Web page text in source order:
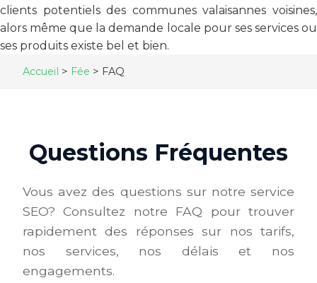
clients potentiels des communes valaisannes voisines,
alors même que la demande locale pour ses services ou
ses produits existe bel et bien.
Accueil > Fée > FAQ
Questions Fréquentes
Vous avez des questions sur notre service
SEO? Consultez notre FAQ pour trouver
rapidement des réponses sur nos tarifs,
nos services, nos délais et nos
engagements.